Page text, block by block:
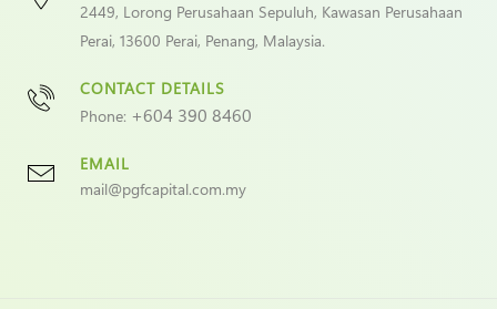
2449, Lorong Perusahaan Sepuluh, Kawasan Perusahaan
Perai, 13600 Perai, Penang, Malaysia.
CONTACT DETAILS
Phone: +604 390 8460
EMAIL
mail@pgfcapital.com.my